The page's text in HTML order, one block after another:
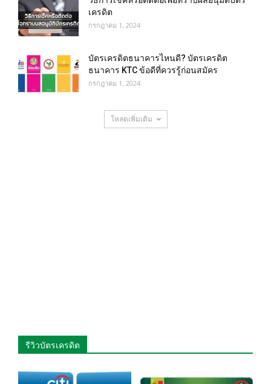
เครดิต
กรกฎาคม 1, 2024
บัตรเครดิตธนาคารไหนดี? บัตรเครดิต
ธนาคาร KTC ข้อดีที่ควรรู้ก่อนสมัคร
กรกฎาคม 1, 2024
โหลดเพิ่มเติม
รีวิวบัตรเครดิต